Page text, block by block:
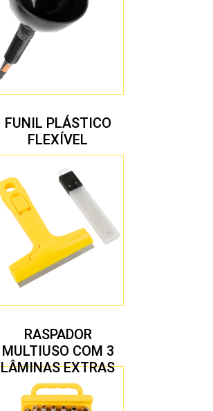
FUNIL PLÁSTICO
FLEXÍVEL
RASPADOR
MULTIUSO COM 3
LÂMINAS EXTRAS